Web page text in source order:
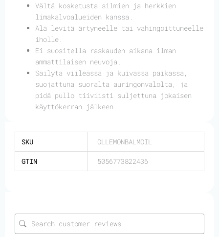
Vältä kosketusta silmien ja herkkien
limakalvoalueiden kanssa.
Älä levitä ärtyneelle tai vahingoittuneelle
iholle.
Ei suositella raskauden aikana ilman
ammattilaisen neuvoja.
Säilytä viileässä ja kuivassa paikassa,
suojattuna suoralta auringonvalolta, ja
pidä pullo tiiviisti suljettuna jokaisen
käyttökerran jälkeen.
SKU OLLEMONBALMOIL
GTIN 5056773822436